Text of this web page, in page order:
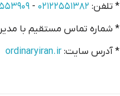
* تلفن: ۰۲۱۲۲۵۵۱۳۸۲ -
* شماره تماس مستقیم با
* آدرس سایت: ordinaryiran.ir